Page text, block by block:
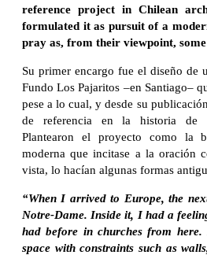
reference project in Chilean
formulated it as pursuit of a
pray as, from their viewpoint, some
Su primer encargo fue el diseño de
Fundo Los Pajaritos –en Santiago–
pese a lo cual, y desde su
de referencia en la historia de
Plantearon el proyecto como la
moderna que incitase a la oración
vista, lo hacían algunas formas
“When I arrived to Europe, the
Notre-Dame. Inside it, I had a
had before in churches from
space with constraints such as